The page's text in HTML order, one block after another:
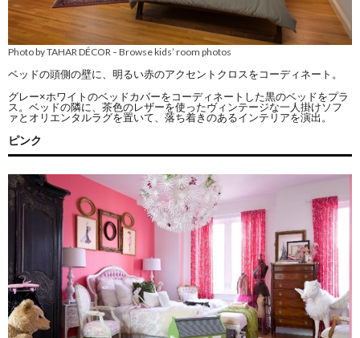
Photo by TAHAR DÉCOR–Browse kids’ room photos
ベッドの頭側の壁に、明るい赤のアクセントクロスをコーディネート。
グレー×ホワイトのベッドカバーをコーディネートした黒のベッドをプラ
ス。ベッドの隣に、茶色のレザーを使ったヴィンテージな一人掛けソフ
ァとオリエンタルラグを置いて、落ち着きのあるインテリアを演出。
ピンク